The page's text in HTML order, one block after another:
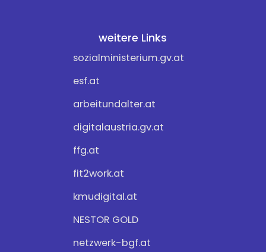
weitere Links
sozialministerium.gv.at
esf.at
arbeitundalter.at
digitalaustria.gv.at
ffg.at
fit2work.at
kmudigital.at
NESTOR GOLD
netzwerk-bgf.at